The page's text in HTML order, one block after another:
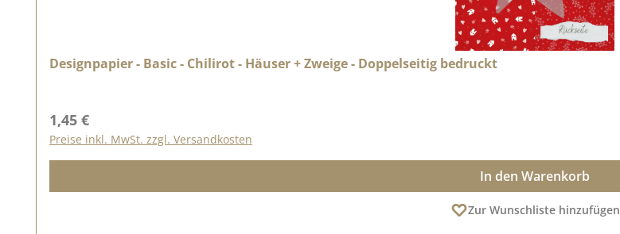
Designpapier - Basic - Chilirot - Häuser + Zweige - Doppelseitig bedruckt
Regulärer Preis:
1,45 €
Preise inkl. MwSt. zzgl. Versandkosten
In den Warenkorb
Zur Wunschliste hinzufügen